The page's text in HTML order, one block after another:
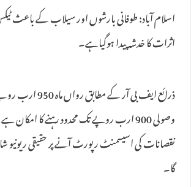
اسلام آباد: طوفانی بارشوں اور سیلاب کے باعث‌
اثرات کا خدشہ پیدا ہوگیاہے۔
ذرائع ایف بی آر
وصولی 900 ارب روپے تک محدود رہنے کا امکان
نقصانات کی اسیسمنٹ رپورٹ آنے پر حقیقی ریونیو
گا۔